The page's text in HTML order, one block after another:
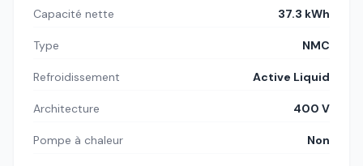
Capacité nette 37.3 kWh
Type NMC
Refroidissement Active Liquid
Architecture 400 V
Pompe à chaleur Non